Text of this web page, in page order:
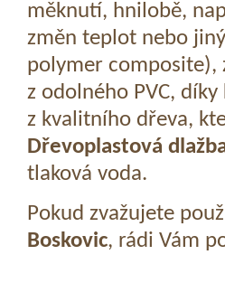
měknutí, hnilobě,
změn teplot nebo
polymer composite),
z odolného PVC,
z kvalitního dřeva,
Dřevoplastová
tlaková voda.
Pokud zvažujete
Boskovic, rádi Vám